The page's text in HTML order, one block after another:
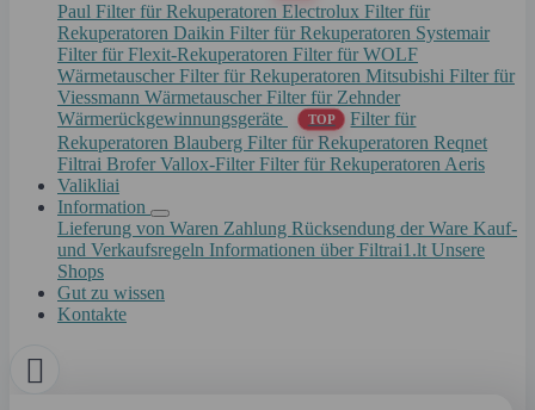
Paul Filter für Rekuperatoren Electrolux Filter für
Rekuperatoren Daikin Filter für Rekuperatoren Systemair
Filter für Flexit-Rekuperatoren Filter für WOLF
Wärmetauscher Filter für Rekuperatoren Mitsubishi Filter für
Viessmann Wärmetauscher Filter für Zehnder
Wärmerückgewinnungsgeräte
TOP
Filter für
Rekuperatoren Blauberg Filter für Rekuperatoren Reqnet
Filtrai Brofer Vallox-Filter Filter für Rekuperatoren Aeris
Valikliai
Information
Lieferung von Waren Zahlung Rücksendung der Ware Kauf-
und Verkaufsregeln Informationen über Filtrai1.lt Unsere
Shops
Gut zu wissen
Kontakte
